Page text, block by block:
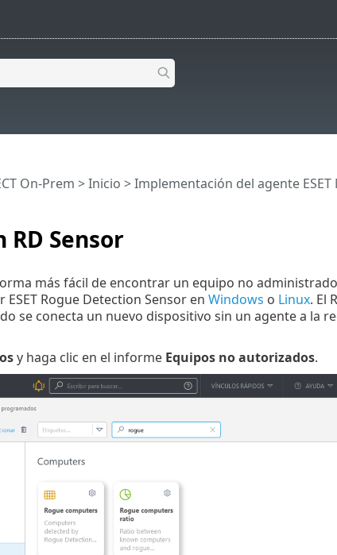
Sensor
On-Prem >Inicio >Implementación del agente
más fácil de encontrar un equipo no
Rogue Detection Sensor en Windows o Linux. El
se conecta un nuevo dispositivo sin un agente a la
y haga clic en el informe Equipos no autorizados.